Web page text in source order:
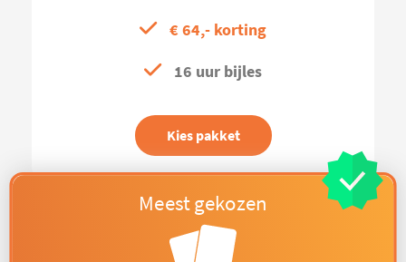
€ 64,- korting
16 uur bijles
Kies pakket